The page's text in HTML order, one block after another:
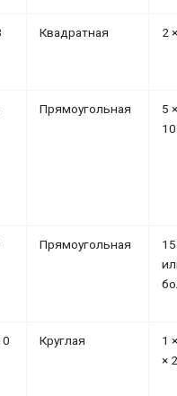
Квадратная 2
Прямоугольная
5
Прямоугольная
Круглая
1
× 2